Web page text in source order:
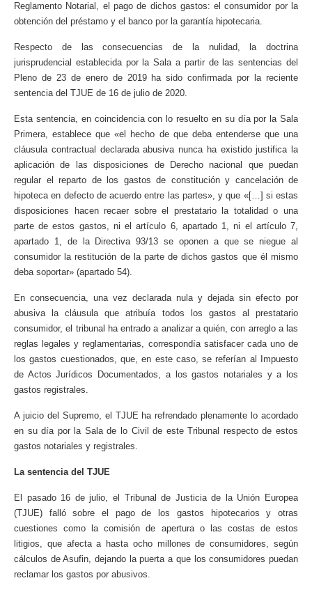
Reglamento Notarial, el pago de dichos gastos: el consumidor por la
obtención del préstamo y el banco por la garantía hipotecaria.
Respecto de las consecuencias de la nulidad, la doctrina
jurisprudencial establecida por la Sala a partir de las sentencias del
Pleno de 23 de enero de 2019 ha sido confirmada por la reciente
sentencia del TJUE de 16 de julio de 2020.
Esta sentencia, en coincidencia con lo resuelto en su día por la Sala
Primera, establece que «el hecho de que deba entenderse que una
cláusula contractual declarada abusiva nunca ha existido justifica la
aplicación de las disposiciones de Derecho nacional que puedan
regular el reparto de los gastos de constitución y cancelación de
hipoteca en defecto de acuerdo entre las partes», y que «[…] si estas
disposiciones hacen recaer sobre el prestatario la totalidad o una
parte de estos gastos, ni el artículo 6, apartado 1, ni el artículo 7,
apartado 1, de la Directiva 93/13 se oponen a que se niegue al
consumidor la restitución de la parte de dichos gastos que él mismo
deba soportar» (apartado 54).
En consecuencia, una vez declarada nula y dejada sin efecto por
abusiva la cláusula que atribuía todos los gastos al prestatario
consumidor, el tribunal ha entrado a analizar a quién, con arreglo a las
reglas legales y reglamentarias, correspondía satisfacer cada uno de
los gastos cuestionados, que, en este caso, se referían al Impuesto
de Actos Jurídicos Documentados, a los gastos notariales y a los
gastos registrales.
A juicio del Supremo, el TJUE ha refrendado plenamente lo acordado
en su día por la Sala de lo Civil de este Tribunal respecto de estos
gastos notariales y registrales.
La sentencia del TJUE
El pasado 16 de julio, el Tribunal de Justicia de la Unión Europea
(TJUE) falló sobre el pago de los gastos hipotecarios y otras
cuestiones como la comisión de apertura o las costas de estos
litigios, que afecta a hasta ocho millones de consumidores, según
cálculos de Asufin, dejando la puerta a que los consumidores puedan
reclamar los gastos por abusivos.